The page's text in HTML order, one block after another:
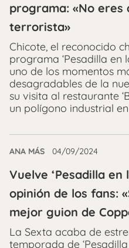
programa: «No eres
terrorista»
Chicote, el reconocido
programa ‘Pesadilla en
uno de los momentos
desagradables de la
su visita al restaurante
un polígono industrial
ANA MÁS 04/09/2024
Vuelve ‘Pesadilla en
opinión de los fans:
mejor guion de
La Sexta acaba de
temporada de ‘Pesadilla